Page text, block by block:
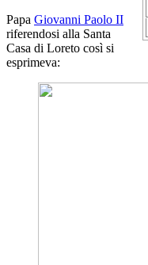
Papa Giovanni Paolo II
riferendosi alla Santa
Casa di Loreto così si
esprimeva: